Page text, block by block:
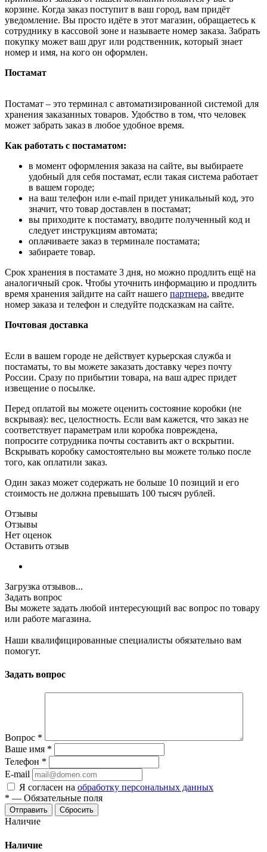
корзине. Когда заказ поступит в ваш город, вам придёт
уведомление. Вы просто идёте в этот магазин, обращаетесь к
сотруднику в кассовой зоне и называете номер заказа. Забрать
покупку может ваш друг или родственник, который знает
номер и имя, на кого он оформлен.
Постамат
Постамат – это терминал с автоматизированной системой для
хранения заказанных товаров. Удобство в том, что человек
может забрать заказ в любое удобное время.
Как работать с постаматом:
в момент оформления заказа на сайте, вы выбираете
удобный для себя постамат, если такая система работает
в вашем городе;
на ваш телефон или e-mail придет уникальный код, это
значит, что товар доставлен в постамат;
вы приходите к постамату, вводите полученный код и
следует инструкциям автомата;
оплачиваете заказ в терминале постамата;
забираете товар.
Срок хранения в постамате 3 дня, но можно продлить ещё на
аналогичный срок. Чтобы уточнить информацию и продлить
время хранения зайдите на сайт нашего партнера, введите
номер заказа и телефон и следуйте подсказкам на сайте.
Почтовая доставка
Если в вашем городе не действует курьерская служба и
постаматы, то вы можете заказать доставку через почту
России. Сразу по прибытии товара, на ваш адрес придет
извещение о посылке.
Перед оплатой вы можете оценить состояние коробки (не
вскрывая): вес, целостность. Если вам кажется, что заказ не
соответствует параметрам или коробка повреждена,
попросите сотрудника почты составить акт о вскрытии.
Вскрывать коробку самостоятельно вы можете только после
того, как оплатили заказ.
Один заказ может содержать не больше 10 позиций и его
стоимость не должна превышать 100 тысяч рублей.
Отзывы
Отзывы
Нет оценок
Оставить отзыв
Загрузка отзывов...
Задать вопрос
Вы можете задать любой интересующий вас вопрос по товару
или работе магазина.
Наши квалифицированные специалисты обязательно вам
помогут.
Задать вопрос
Вопрос *
Ваше имя *
Телефон *
E-mail
Я согласен на обработку персональных данных
* — Обязательные поля
Отправить Сбросить
Наличие
Наличие